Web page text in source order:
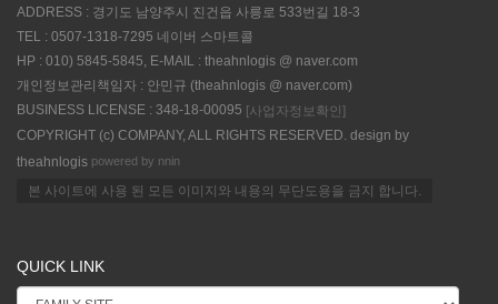
ADDRESS : 경기도 남양주시 진건읍 사릉로 533번길 18-3
TEL : 0507-1318-7295 네이버 스마트콜
HP : 010) 5845-5845, E-MAIL : theahnlogis @ naver.com
개인정보관리책임자 : 안민규 (theahnlogis @ naver.com)
BUSINESS LICENSE : 348-18-00095 [사업자정보확인]
COPYRIGHT (c) COMPANY, ALL RIGHTS RESERVED. design by
theahnlogis powered by nnin
본 사이트에 사용 된 모든 이미지와 내용의 무단도용을 금지 합니다.
QUICK LINK